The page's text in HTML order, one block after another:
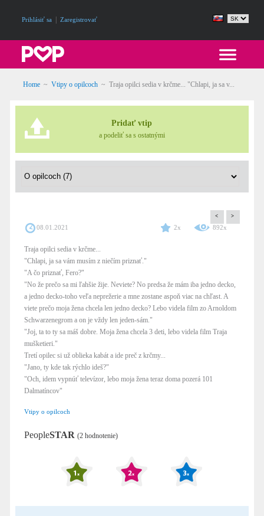
Prihlásiť sa Zaregistrovať
Home ~ Vtipy o opilcoch ~ Traja opilci sedia v krčme... "Chlapi, ja sa v...
Pridať vtip
a podeliť sa s ostatnými
< >
08.01.2021 2x 892x
Traja opilci sedia v krčme...
"Chlapi, ja sa vám musím z niečím priznať."
"A čo priznať, Fero?"
"No že prečo sa mi ľahšie žije. Neviete? No predsa že mám iba jedno decko,
a jedno decko-toho veľa neprežerie a mne zostane aspoň viac na chľast. A
viete prečo moja žena chcela len jedno decko? Lebo videla film zo Arnoldom
Schwarzenegrom a on je vždy len jeden-sám."
"Joj, ta to ty sa máš dobre. Moja žena chcela 3 deti, lebo videla film Traja
mušketieri."
Tretí opilec si už oblieka kabát a ide preč z krčmy...
"Jano, ty kde tak rýchlo ideš?"
"Och, idem vypnúť televízor, lebo moja žena teraz doma pozerá 101
Dalmatíncov"
Vtipy o opilcoch
PeopleSTAR (2 hodnotenie)